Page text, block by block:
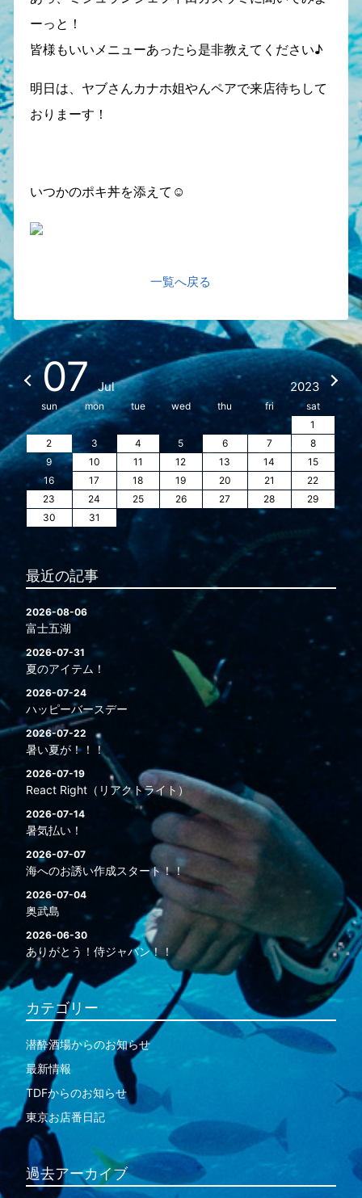
ーっと！
皆様もいいメニューあったら是非教えてください♪
明日は、ヤブさんカナホ姐やんペアで来店待ちして
おりまーす！
いつかのポキ丼を添えて☺︎
一覧へ戻る
07 Jul 2023
sun mon tue wed thu fri
sat
1
2
3 4 5 6 7
8
9
10 11 12 13 14
15
16
17 18 19 20 21
22
23
24 25 26 27 28
29
30
31
最近の記事
2026-08-06
富士五湖
2026-07-31
夏のアイテム！
2026-07-24
ハッピーバースデー
2026-07-22
暑い夏が！！！
2026-07-19
React Right（リアクトライト）
2026-07-14
暑気払い！
2026-07-07
海へのお誘い作成スタート！！
2026-07-04
奥武島
2026-06-30
ありがとう！侍ジャパン！！
カテゴリー
潜酔酒場からのお知らせ
最新情報
TDFからのお知らせ
東京お店番日記
過去アーカイブ